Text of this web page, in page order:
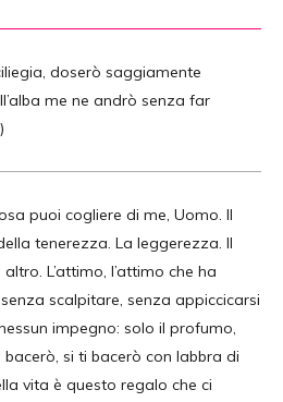
doserò saggiamente
me ne andrò senza far
puoi cogliere di me, Uomo. Il
tenerezza. La leggerezza. Il
L’attimo, l’attimo che ha
scalpitare, senza appiccicarsi
impegno: solo il profumo,
bacerò, si ti bacerò con labbra di
vita è questo regalo che ci